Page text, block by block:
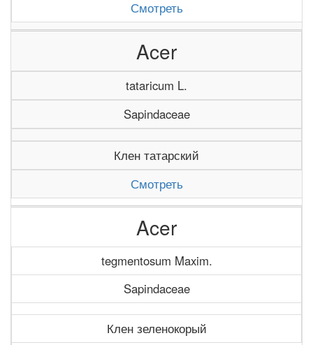
Смотреть
Acer
tataricum L.
Sapindaceae
Клен татарский
Смотреть
Acer
tegmentosum Maxim.
Sapindaceae
Клен зеленокорый